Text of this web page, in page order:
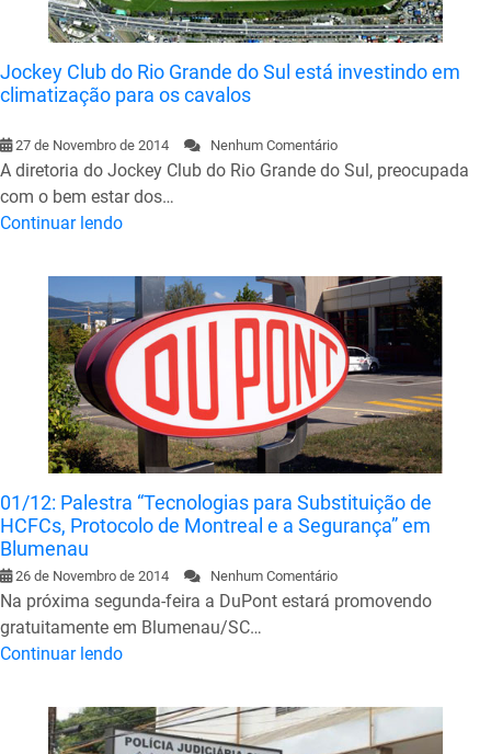
Jockey Club do Rio Grande do Sul está investindo em
climatização para os cavalos
27 de Novembro de 2014 Nenhum Comentário
A diretoria do Jockey Club do Rio Grande do Sul, preocupada
com o bem estar dos…
Continuar lendo
01/12: Palestra “Tecnologias para Substituição de
HCFCs, Protocolo de Montreal e a Segurança” em
Blumenau
26 de Novembro de 2014 Nenhum Comentário
Na próxima segunda-feira a DuPont estará promovendo
gratuitamente em Blumenau/SC…
Continuar lendo